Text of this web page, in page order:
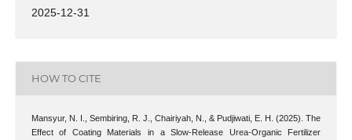
2025-12-31
HOW TO CITE
Mansyur, N. I., Sembiring, R. J., Chairiyah, N., & Pudjiwati, E. H. (2025). The
Effect of Coating Materials in a Slow-Release Urea-Organic Fertilizer